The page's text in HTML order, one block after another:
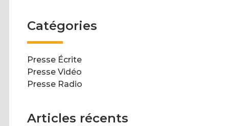
Catégories
Presse Écrite
Presse Vidéo
Presse Radio
Articles récents